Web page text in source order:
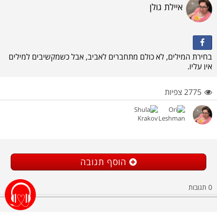
איילת גולן
בחירת המילים, לא כולם מתחברים לאביב, אבל כשמקשיבים למילים
אין עליו.
2775 צפיות
הוסף תגובה
0 תגובות